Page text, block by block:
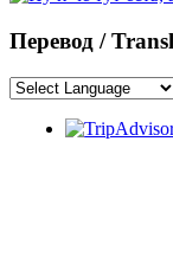
Перевод /